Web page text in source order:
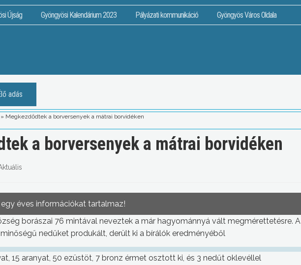
Újság Gyöngyösi Kalendárium 2023 Pályázati kommunikáció Gyöngyös Város Oldala
adás
» Megkezdődtek a borversenyek a mátrai borvidéken
a borversenyek a mátrai borvidéken
éves információkat tartalmaz!
borászai 76 mintával neveztek a már hagyománnyá vált megmérettetésre. A
nedűket produkált, derült ki a bírálók eredményéből
15 aranyat, 50 ezüstöt, 7 bronz érmet osztott ki, és 3 nedűt oklevéllel